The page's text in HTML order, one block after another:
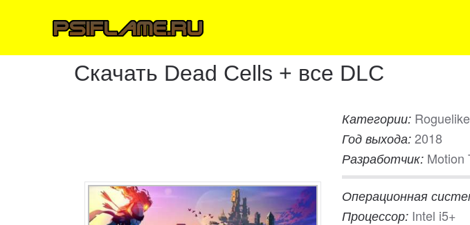
Скачать Dead Cells + все DLC
Категории:
Год выхода: 2018
Разработчик: Motion
Операционная
Процессор: Intel i5+